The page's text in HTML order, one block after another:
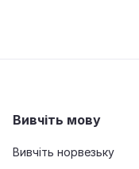
Вивчіть мову
Вивчіть норвезьку